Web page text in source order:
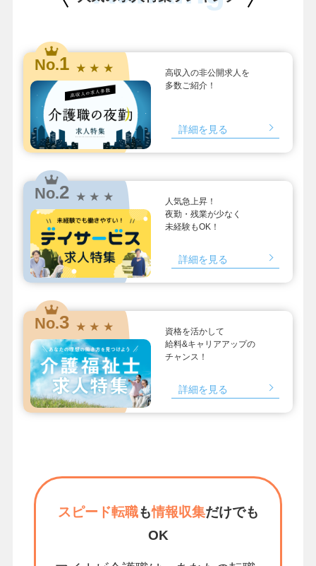
No.1 ★ ★ ★
高収入の非公開求人を
多数ご紹介！
詳細を見る
No.2 ★ ★ ★
人気急上昇！
夜勤・残業が少なく
未経験もOK！
詳細を見る
No.3 ★ ★ ★
資格を活かして
給料&キャリアアップの
チャンス！
詳細を見る
スピード転職も情報収集だけでも
OK